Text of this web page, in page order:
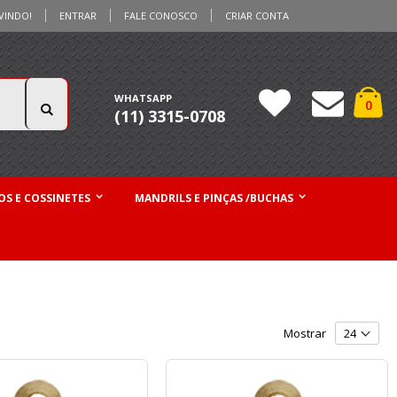
ENTRAR FALE CONOSCO CRIAR CONTA
0
Pesquisa
WHATSAPP
(11) 3315-0708
E COSSINETES MANDRILS E PINÇAS /BUCHAS
Mostrar